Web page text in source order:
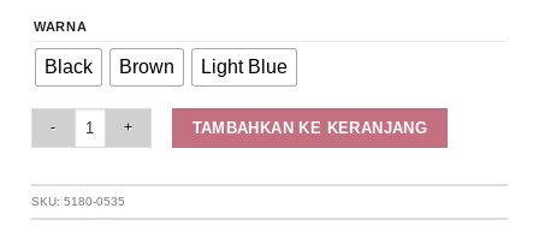
WARNA
Black Brown Light Blue
TAMBAHKAN KE KERANJANG
SKU:5180-0535